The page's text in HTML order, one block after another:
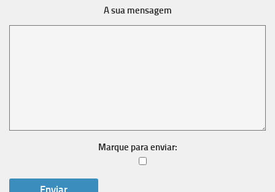
A sua mensagem
Marque para enviar: